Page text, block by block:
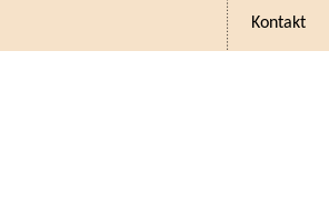
Kontakt